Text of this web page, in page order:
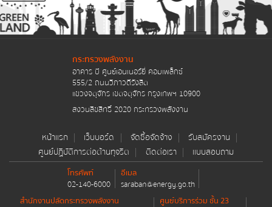
กระทรวงพลังงาน
อาคาร บี ศูนย์เอนเนอร์ยี่ คอมเพล็กซ์
555/2 ถนนวิภาวดีรังสิต
แขวงจตุจักร เขตจตุจักร กรุงเทพฯ 10900
สงวนลิขสิทธิ์ 2020 กระทรวงพลังงาน
หน้าแรก เว็บบอร์ด จัดซื้อจัดจ้าง
รับสมัครงาน
ศูนย์ปฏิบัติการต่อต้านทุจริต
ติดต่อเรา แบบสอบถาม
โทรศัพท์
02-140-6000
อีเมล
saraban@energy.go.th
สำนักงานปลัดกระทรวงพลังงาน
ศูนย์บริการร่วม ชั้น 23